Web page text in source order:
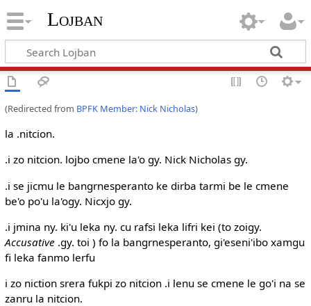
Lojban
(Redirected from BPFK Member: Nick Nicholas)
la .nitcion.
.i zo nitcion. lojbo cmene la'o gy. Nick Nicholas gy.
.i se jicmu le bangrnesperanto ke dirba tarmi be le cmene
be'o po'u la'ogy. Nicxjo gy.
.i jmina ny. ki'u leka ny. cu rafsi leka lifri kei (to zoigy.
Accusative .gy. toi ) fo la bangrnesperanto, gi'eseni'ibo xamgu
fi leka fanmo lerfu
i zo niction srera fukpi zo nitcion .i lenu se cmene le go'i na se
zanru la nitcion.